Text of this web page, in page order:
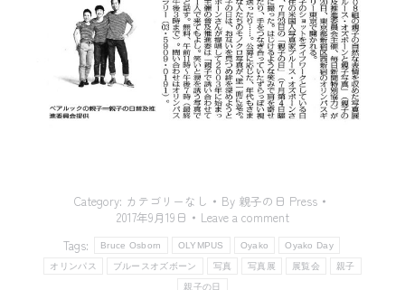
Category: カテゴリーなし By 親子の日 Press
2017年9月19日
Leave a comment
Tags:
Bruce Osborn OLYMPUS Oyako Oyako Day
オリンパス ブルースオズボーン 写真 写真展 展覧会 親子
親子の日